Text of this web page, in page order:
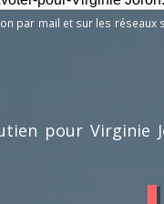
par mail et sur les réseaux
pour Virginie